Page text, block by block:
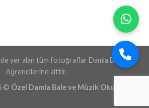
yer alan tüm fotoğraflar Damla Bale
öğrencilerine aittir.
© Özel Damla Bale ve Müzik Okulu